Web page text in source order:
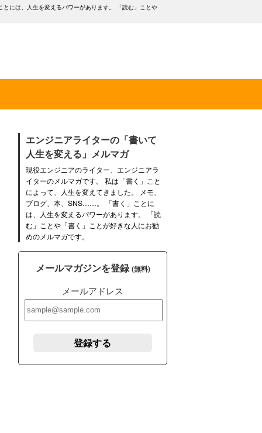
には、人生を変えるパワーがあります。 「読む」ことや
エンジニアライターの「書いて
人生を変える」メルマガ
現役エンジニアのライター、エンジニアラ
イターのメルマガです。 私は「書く」こと
によって、人生を変えてきました。 メモ、
ブログ、本、SNS……。 「書く」ことに
は、人生を変えるパワーがあります。 「読
む」ことや「書く」ことが好きな人にお勧
めのメルマガです。
メールマガジンを登録(無料)
メールアドレス
登録する